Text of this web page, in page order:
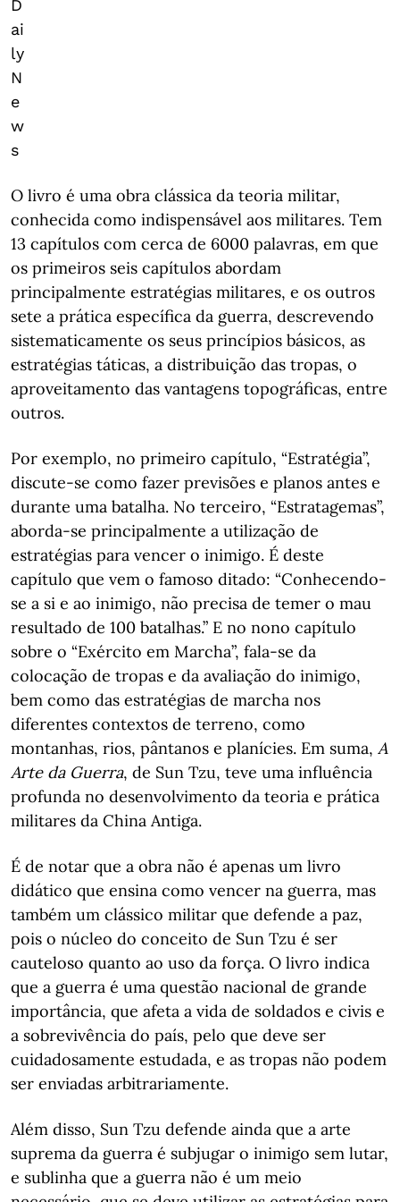
D
ai
ly
N
e
w
s
O livro é uma obra clássica da teoria militar,
conhecida como indispensável aos militares. Tem
13 capítulos com cerca de 6000 palavras, em que
os primeiros seis capítulos abordam
principalmente estratégias militares, e os outros
sete a prática específica da guerra, descrevendo
sistematicamente os seus princípios básicos, as
estratégias táticas, a distribuição das tropas, o
aproveitamento das vantagens topográficas, entre
outros.
Por exemplo, no primeiro capítulo, “Estratégia”,
discute-se como fazer previsões e planos antes e
durante uma batalha. No terceiro, “Estratagemas”,
aborda-se principalmente a utilização de
estratégias para vencer o inimigo. É deste
capítulo que vem o famoso ditado: “Conhecendo-
se a si e ao inimigo, não precisa de temer o mau
resultado de 100 batalhas.” E no nono capítulo
sobre o “Exército em Marcha”, fala-se da
colocação de tropas e da avaliação do inimigo,
bem como das estratégias de marcha nos
diferentes contextos de terreno, como
montanhas, rios, pântanos e planícies. Em suma, A
Arte da Guerra, de Sun Tzu, teve uma influência
profunda no desenvolvimento da teoria e prática
militares da China Antiga.
É de notar que a obra não é apenas um livro
didático que ensina como vencer na guerra, mas
também um clássico militar que defende a paz,
pois o núcleo do conceito de Sun Tzu é ser
cauteloso quanto ao uso da força. O livro indica
que a guerra é uma questão nacional de grande
importância, que afeta a vida de soldados e civis e
a sobrevivência do país, pelo que deve ser
cuidadosamente estudada, e as tropas não podem
ser enviadas arbitrariamente.
Além disso, Sun Tzu defende ainda que a arte
suprema da guerra é subjugar o inimigo sem lutar,
e sublinha que a guerra não é um meio